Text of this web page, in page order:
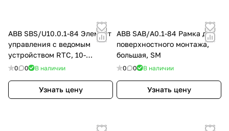
ABB SBS/U10.0.1-84 Элемент
управления с ведомым
устройством RTC, 10-
клавишный
0 0 В наличии
Узнать цену
ABB SAB/A0.1-84 Рамка для
поверхностного монтажа,
большая, SM
0 0 В наличии
Узнать цену